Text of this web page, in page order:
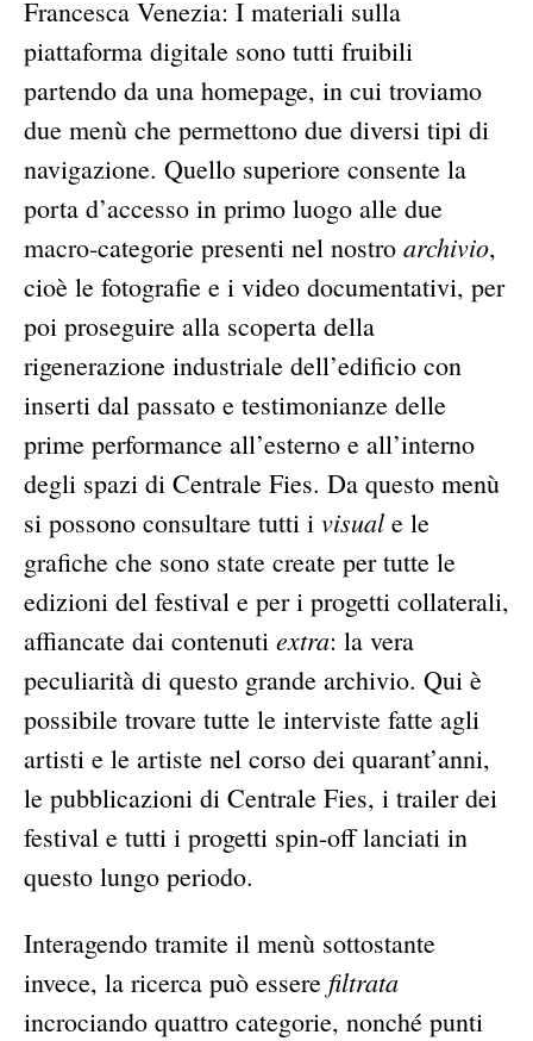
Francesca Venezia: I materiali sulla
piattaforma digitale sono tutti fruibili
partendo da una homepage, in cui troviamo
due menù che permettono due diversi tipi di
navigazione. Quello superiore consente la
porta d’accesso in primo luogo alle due
macro-categorie presenti nel nostro archivio,
cioè le fotografie e i video documentativi, per
poi proseguire alla scoperta della
rigenerazione industriale dell’edificio con
inserti dal passato e testimonianze delle
prime performance all’esterno e all’interno
degli spazi di Centrale Fies. Da questo menù
si possono consultare tutti i visual e le
grafiche che sono state create per tutte le
edizioni del festival e per i progetti collaterali,
affiancate dai contenuti extra: la vera
peculiarità di questo grande archivio. Qui è
possibile trovare tutte le interviste fatte agli
artisti e le artiste nel corso dei quarant’anni,
le pubblicazioni di Centrale Fies, i trailer dei
festival e tutti i progetti spin-off lanciati in
questo lungo periodo.
Interagendo tramite il menù sottostante
invece, la ricerca può essere filtrata
incrociando quattro categorie, nonché punti